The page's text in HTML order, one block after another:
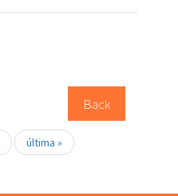
Back
última »